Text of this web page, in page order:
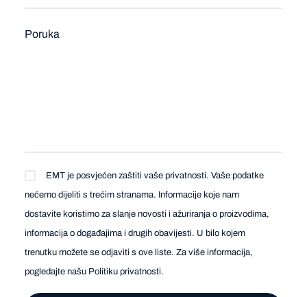
EMT je posvjećen zaštiti vaše privatnosti. Vaše podatke
nećemo dijeliti s trećim stranama. Informacije koje nam
dostavite koristimo za slanje novosti i ažuriranja o proizvodima,
informacija o događajima i drugih obavijesti. U bilo kojem
trenutku možete se odjaviti s ove liste. Za više informacija,
pogledajte našu Politiku privatnosti.